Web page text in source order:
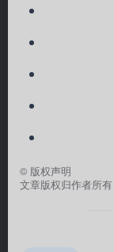
© 版权声明
文章版权归作者所有